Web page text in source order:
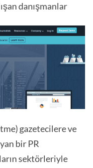
danışmanlar
gazetecilere ve
bir PR
sektörleriyle